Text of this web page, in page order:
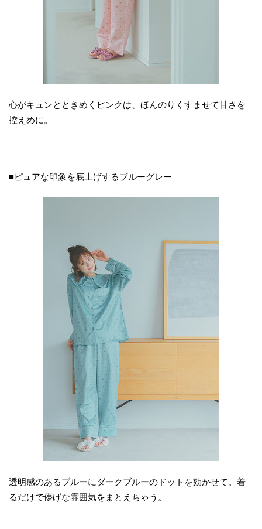
心がキュンとときめくピンクは、ほんのりくすませて甘さを
控えめに。
■ピュアな印象を底上げするブルーグレー
透明感のあるブルーにダークブルーのドットを効かせて。着
るだけで儚げな雰囲気をまとえちゃう。